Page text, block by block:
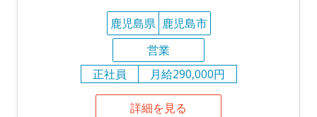
鹿児島県 鹿児島市
営業
正社員
月給290,000円
詳細を見る